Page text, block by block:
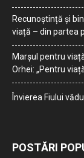
Recunoștință și
viață – din partea
Marșul pentru
Orhei: „Pentru
Învierea Fiului
POSTĂRI